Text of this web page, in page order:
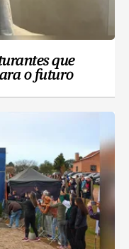
que
o futuro